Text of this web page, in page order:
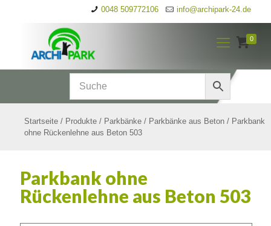
0048 509772106 info@archipark-24.de
0
Startseite / Produkte / Parkbänke / Parkbänke aus Beton / Parkbank
ohne Rückenlehne aus Beton 503
Parkbank ohne
Rückenlehne aus Beton 503